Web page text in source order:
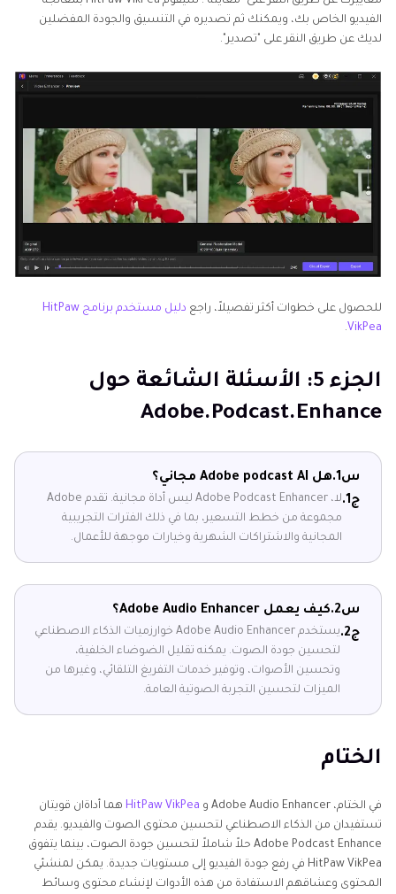
الفيديو الخاص بك، ويمكنك ثم تصديره في التنسيق والجودة المفضلين
لديك عن طريق النقر على "تصدير".
للحصول على خطوات أكثر تفصيلاً، راجع
دليل مستخدم برنامج HitPaw
VikPea
.
الجزء 5: الأسئلة الشائعة حول
Adobe.Podcast.Enhance
س1.
هل Adobe podcast AI مجاني؟
ج1.
لا، Adobe Podcast Enhancer ليس أداة مجانية. تقدم Adobe
مجموعة من خطط التسعير، بما في ذلك الفترات التجريبية
المجانية والاشتراكات الشهرية وخيارات موجهة للأعمال.
س2.
كيف يعمل Adobe Audio Enhancer؟
ج2.
يستخدم Adobe Audio Enhancer خوارزميات الذكاء الاصطناعي
لتحسين جودة الصوت. يمكنه تقليل الضوضاء الخلفية،
وتحسين الأصوات، وتوفير خدمات التفريغ التلقائي، وغيرها من
الميزات لتحسين التجربة الصوتية العامة.
الختام
في الختام، Adobe Audio Enhancer و
هما أداةان قويتان
تستفيدان من الذكاء الاصطناعي لتحسين محتوى الصوت والفيديو. يقدم
Adobe Podcast Enhance حلاً شاملاً لتحسين جودة الصوت، بينما يتفوق
HitPaw VikPea في رفع جودة الفيديو إلى مستويات جديدة. يمكن لمنشئي
المحتوى وعشاقهم الاستفادة من هذه الأدوات لإنشاء محتوى وسائط